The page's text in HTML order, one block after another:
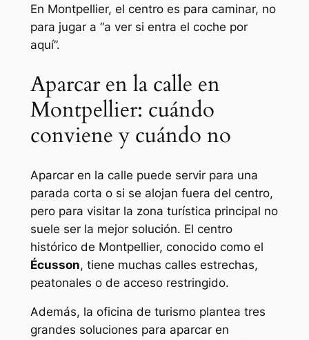
En Montpellier, el centro es para caminar, no
para jugar a “a ver si entra el coche por
aquí”.
Aparcar en la calle en
Montpellier: cuándo
conviene y cuándo no
Aparcar en la calle puede servir para una
parada corta o si se alojan fuera del centro,
pero para visitar la zona turística principal no
suele ser la mejor solución. El centro
histórico de Montpellier, conocido como el
Écusson, tiene muchas calles estrechas,
peatonales o de acceso restringido.
Además, la oficina de turismo plantea tres
grandes soluciones para aparcar en